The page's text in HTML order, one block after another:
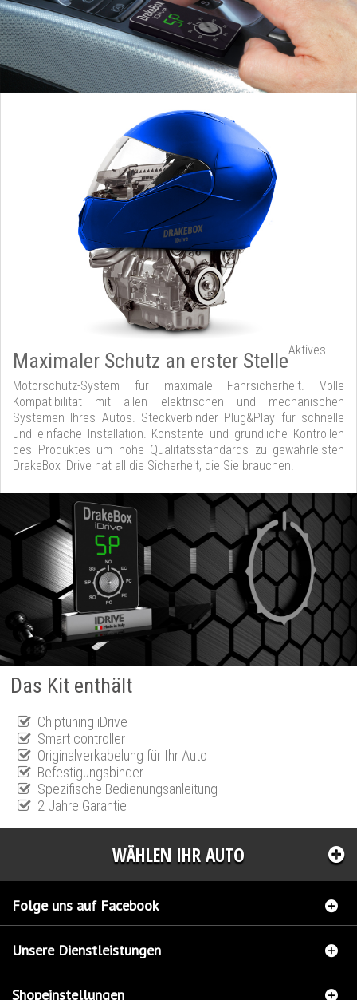
Maximaler Schutz an erster StelleAktives
Motorschutz-System für maximale Fahrsicherheit. Volle
Kompatibilität mit allen elektrischen und mechanischen
Systemen Ihres Autos. Steckverbinder Plug&Play für schnelle
und einfache Installation. Konstante und gründliche Kontrollen
des Produktes um hohe Qualitätsstandards zu gewährleisten
DrakeBox iDrive hat all die Sicherheit, die Sie brauchen.
Das Kit enthält
Chiptuning iDrive
Smart controller
Originalverkabelung für Ihr Auto
Befestigungsbinder
Spezifische Bedienungsanleitung
2 Jahre Garantie
WÄHLEN IHR AUTO
Folge uns auf Facebook
Unsere Dienstleistungen
Shopeinstellungen